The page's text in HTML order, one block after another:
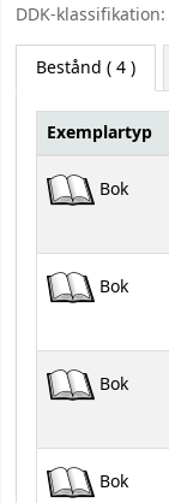
DDK-klassifikation:
Bestånd ( 4 )
Bestånd
Exemplartyp
Bok
Bok
Bok
Bok